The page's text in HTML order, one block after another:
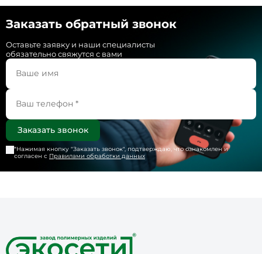
Заказать обратный звонок
Оставьте заявку и наши специалисты
обязательно свяжутся с вами
*Нажимая кнопку "Заказать звонок", подтверждаю, что ознакомлен и
согласен с Правилами обработки данных